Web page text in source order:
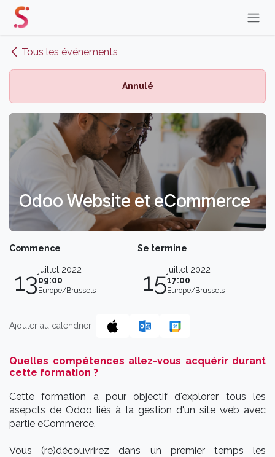
Se rendre au contenu
Tous les événements
Annulé
Odoo Website et eCommerce
Commence
13juillet 2022
09:00
Europe/Brussels
Se termine
15juillet 2022
17:00
Europe/Brussels
Ajouter au calendrier :
Quelles compétences allez-vous acquérir durant
cette formation ?
Cette formation a pour objectif d'explorer tous les
asepcts de Odoo liés à la gestion d'un site web avec
partie eCommerce.
Vous (re)découvrirez dans un premier temps les